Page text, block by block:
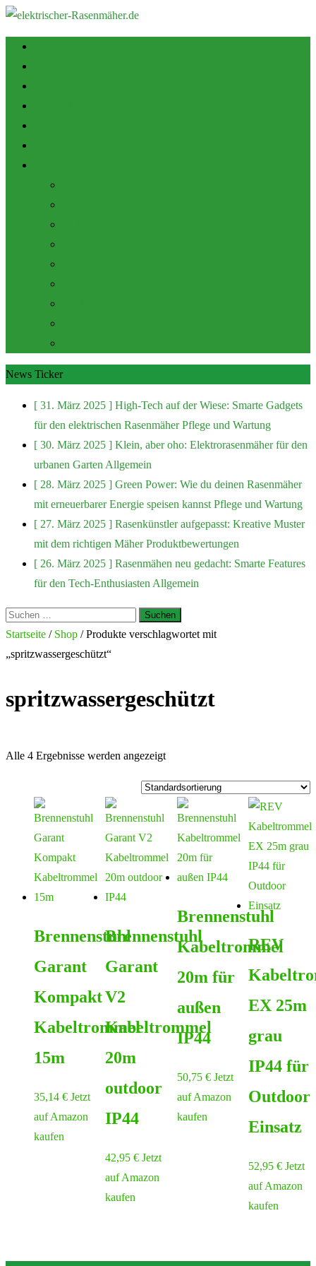
News Ticker
[ 31. März 2025 ] High-Tech auf der Wiese: Smarte Gadgets
für den elektrischen RasenmäherPflege und Wartung
[ 30. März 2025 ] Klein, aber oho: Elektrorasenmäher für den
urbanen Garten Allgemein
[ 28. März 2025 ] Green Power: Wie du deinen Rasenmäher
mit erneuerbarer Energie speisen kannst Pflege und Wartung
[ 27. März 2025 ] Rasenkünstler aufgepasst: Kreative Muster
mit dem richtigen MäherProduktbewertungen
[ 26. März 2025 ] Rasenmähen neu gedacht: Smarte Features
für den Tech-Enthusiasten Allgemein
Suchen
nach:
Startseite / Shop / Produkte verschlagwortet mit
„spritzwassergeschützt“
spritzwassergeschützt
Alle 4 Ergebnisse werden angezeigt
Brennenstuhl
Garant
Kompakt
Kabeltrommel
15m
35,14 € Jetzt
auf Amazon
kaufen
Brennenstuhl
Garant
V2
Kabeltrommel
20m
outdoor
IP44
42,95€ Jetzt
auf Amazon
kaufen
Brennenstuhl
Kabeltrommel
20m für
außen
IP44
50,75 € Jetzt
auf Amazon
kaufen
REV
EX 25m
grau
IP44 für
Outdoor
Einsatz
52,95 € Jetzt
auf Amazon
kaufen